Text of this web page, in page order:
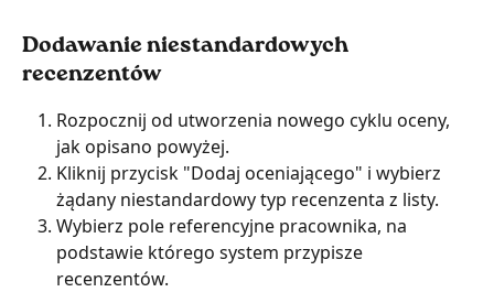
Dodawanie niestandardowych
recenzentów
Rozpocznij od utworzenia nowego cyklu oceny,
jak opisano powyżej.
Kliknij przycisk "Dodaj oceniającego" i wybierz
żądany niestandardowy typ recenzenta z listy.
Wybierz pole referencyjne pracownika, na
podstawie którego system przypisze
recenzentów.